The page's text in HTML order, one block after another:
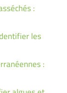
:
les
: